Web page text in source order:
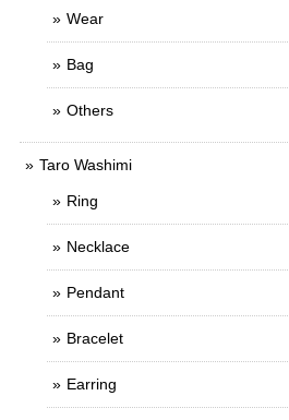
Wear
Bag
Others
Taro Washimi
Ring
Necklace
Pendant
Bracelet
Earring